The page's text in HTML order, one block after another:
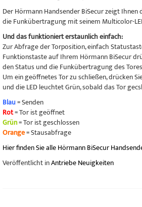
Der Hörmann Handsender BiSecur zeigt Ihnen
die Funkübertragung mit seinem Multicolor-
Und das funktioniert erstaunlich einfach:
Zur Abfrage der Torposition, einfach
Funktionstaste auf Ihrem Hörmann BiSecur
den Status und die Funkübertragung des
Um ein geöffnetes Tor zu schließen, drücken
und die LED leuchtet Grün, sobald das Tor
Blau= Senden
Rot= Tor ist geöffnet
Grün= Tor ist geschlossen
Orange= Stausabfrage
Hier finden Sie alle Hörmann BiSecur
Veröffentlicht inAntriebe Neuigkeiten